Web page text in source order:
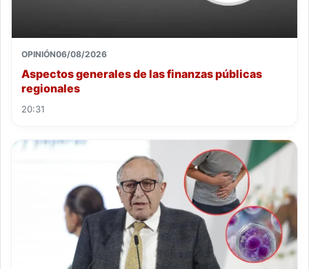
OPINIÓN06/08/2026
Aspectos generales de las finanzas públicas
regionales
20:31